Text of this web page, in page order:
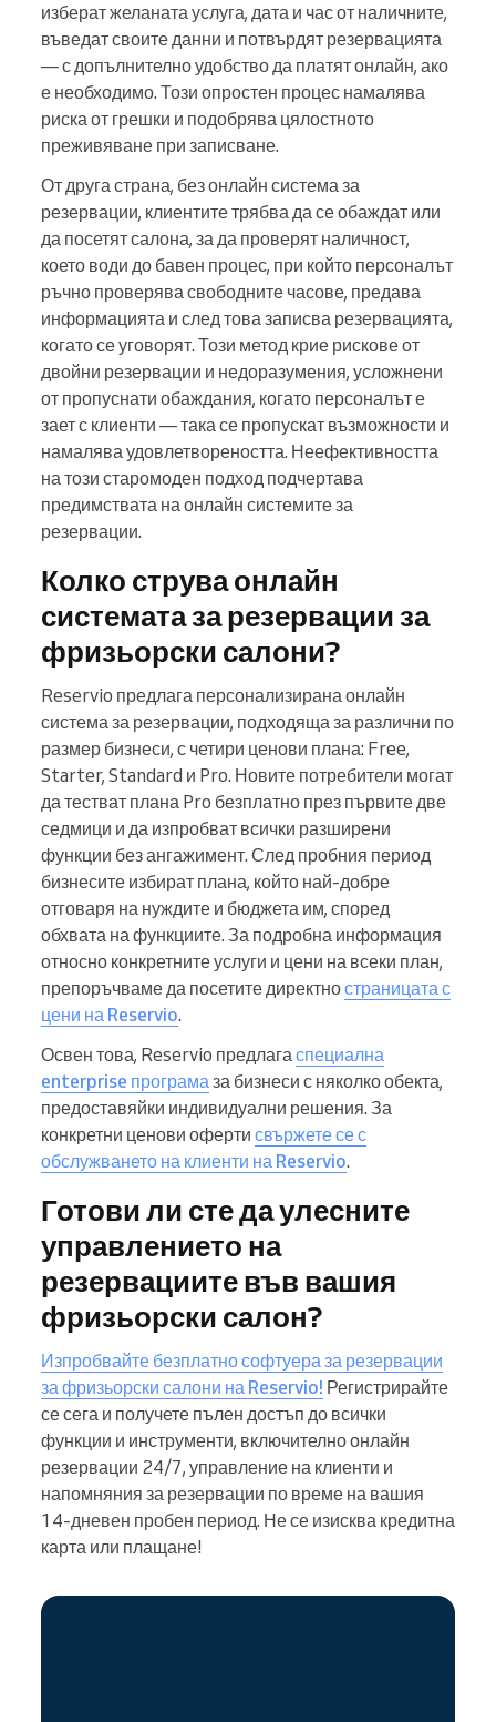
изберат желаната услуга, дата и час от наличните,
въведат своите данни и потвърдят резервацията
— с допълнително удобство да платят онлайн, ако
е необходимо. Този опростен процес намалява
риска от грешки и подобрява цялостното
преживяване при записване.
От друга страна, без онлайн система за
резервации, клиентите трябва да се обаждат или
да посетят салона, за да проверят наличност,
което води до бавен процес, при който персоналът
ръчно проверява свободните часове, предава
информацията и след това записва резервацията,
когато се уговорят. Този метод крие рискове от
двойни резервации и недоразумения, усложнени
от пропуснати обаждания, когато персоналът е
зает с клиенти — така се пропускат възможности и
намалява удовлетвореността. Неефективността
на този старомоден подход подчертава
предимствата на онлайн системите за
резервации.
Колко струва онлайн
системата за резервации за
фризьорски салони?
Reservio предлага персонализирана онлайн
система за резервации, подходяща за различни по
размер бизнеси, с четири ценови плана: Free,
Starter, Standard и Pro. Новите потребители могат
да тестват плана Pro безплатно през първите две
седмици и да изпробват всички разширени
функции без ангажимент. След пробния период
бизнесите избират плана, който най-добре
отговаря на нуждите и бюджета им, според
обхвата на функциите. За подробна информация
относно конкретните услуги и цени на всеки план,
препоръчваме да посетите директностраницата с
цени на Reservio.
Освен това, Reservio предлагаспециална
enterprise програмаза бизнеси с няколко обекта,
предоставяйки индивидуални решения. За
конкретни ценови оферти свържете се с
обслужването на клиенти на Reservio.
Готови ли сте да улесните
управлението на
резервациите във вашия
фризьорски салон?
Изпробвайте безплатно софтуера за резервации
за фризьорски салони на Reservio! Регистрирайте
се сега и получете пълен достъп до всички
функции и инструменти, включително онлайн
резервации 24/7, управление на клиенти и
напомняния за резервации по време на вашия
14-дневен пробен период. Не се изисква кредитна
карта или плащане!